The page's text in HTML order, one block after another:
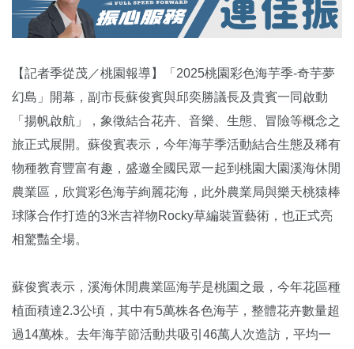
【記者季從茂／桃園報導】「2025桃園彩色海芋季-奇芋夢
幻島」開幕，副市長蘇俊賓與邱奕勝議長及貴賓一同啟動
「揚帆啟航」，象徵結合花卉、音樂、生態、冒險等概念之
旅正式展開。蘇俊賓表示，今年海芋季活動結合生態及稀有
物種教育豐富有趣，盛邀全國民眾一起到桃園大園溪海休閒
農業區，欣賞彩色海芋絢麗花海，此外農業局與樂天桃猿棒
球隊合作打造的3米吉祥物Rocky草編裝置藝術，也正式亮
相驚豔全場。
蘇俊賓表示，溪海休閒農業區海芋是桃園之最，今年花區種
植面積達2.3公頃，其中有5萬株各色海芋，整體花卉數量超
過14萬株。去年海芋節活動共吸引46萬人次造訪，平均一